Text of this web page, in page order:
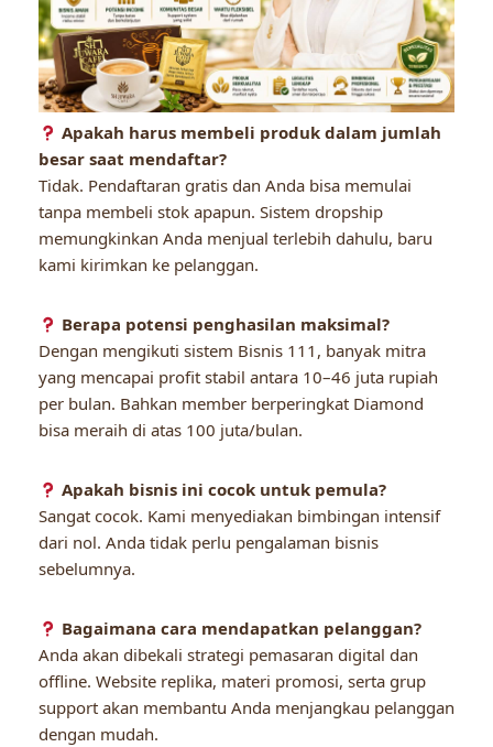
Apakah harus membeli produk dalam jumlah
besar saat mendaftar?
Tidak. Pendaftaran gratis dan Anda bisa memulai
tanpa membeli stok apapun. Sistem dropship
memungkinkan Anda menjual terlebih dahulu, baru
kami kirimkan ke pelanggan.
Berapa potensi penghasilan maksimal?
Dengan mengikuti sistem Bisnis 111, banyak mitra
yang mencapai profit stabil antara 10–46 juta rupiah
per bulan. Bahkan member berperingkat Diamond
bisa meraih di atas 100 juta/bulan.
Apakah bisnis ini cocok untuk pemula?
Sangat cocok. Kami menyediakan bimbingan intensif
dari nol. Anda tidak perlu pengalaman bisnis
sebelumnya.
Bagaimana cara mendapatkan pelanggan?
Anda akan dibekali strategi pemasaran digital dan
offline. Website replika, materi promosi, serta grup
support akan membantu Anda menjangkau pelanggan
dengan mudah.